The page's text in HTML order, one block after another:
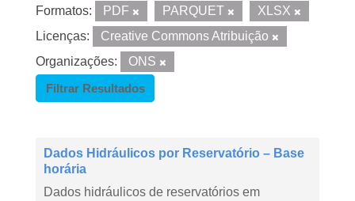
Formatos: PDF PARQUET
XLSX
Licenças:
Creative Commons Atribuição
Organizações:
ONS
Filtrar Resultados
Dados Hidráulicos por Reservatório – Base
horária
Dados hidráulicos de reservatórios em